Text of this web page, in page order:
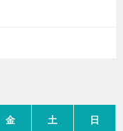
金 土 日